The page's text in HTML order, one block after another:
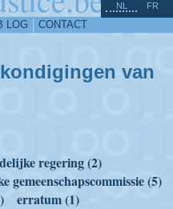
LOG CONTACT
NL FR
van
regering (2)
gemeenschapscommissie (5)
erratum (1)
^